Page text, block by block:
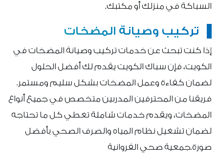
السباكة في منزلك أو مكتبك.
تركيب وصيانة المضخات
إذا كنت تبحث عن خدمات تركيب وصيانة المضخات في
الكويت، فإن سباك الكويت يقدم لك أفضل الحلول
لضمان كفاءة وعمل المضخات بشكل سليم ومستمر.
فريقنا من المحترفين المدربين متخصص في جميع أنواع
المضخات، ويقدم خدمات شاملة تغطي كل ما تحتاجه
لضمان تشغيل نظام المياه والصرف الصحي بأفضل
صورة.جمعية صحي الفروانية